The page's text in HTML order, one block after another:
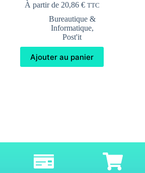
À partir de 20,86 € TTC
Bureautique &
Informatique,
Post'it
Ajouter au panier